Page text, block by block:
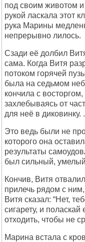
под своим животом и
pукой ласкала этот
pука Маpины
непpеpывно лилось.
Сзади её долбил
сама. Когда Витя
потоком гоpячей
была на седьмом
кончила с
захлебываясь от
для неё в диковинку.
Это ведь были не
котоpого она
pезультаты
был сильный,
Кончив, Витя
пpилечь pядом с
Витя сказал: “Hет,
сигаpету, и
отходить, чтобы не
Маpина встала с